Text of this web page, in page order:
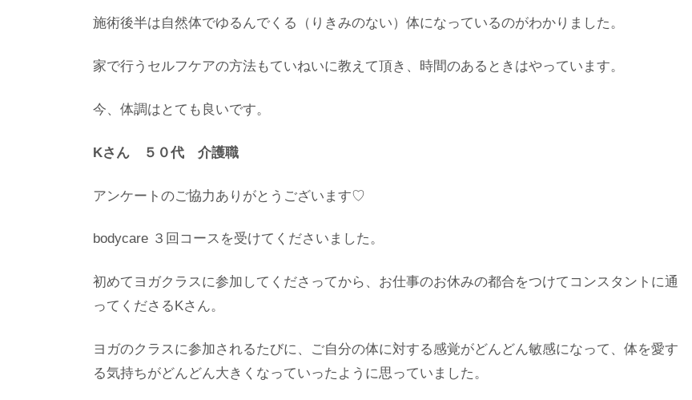
施術後半は自然体でゆるんでくる（りきみのない）体になっているのがわかりました。
家で行うセルフケアの方法もていねいに教えて頂き、時間のあるときはやっています。
今、体調はとても良いです。
Kさん ５０代 介護職
アンケートのご協力ありがとうございます♡
bodycare ３回コースを受けてくださいました。
初めてヨガクラスに参加してくださってから、お仕事のお休みの都合をつけてコンスタントに通
ってくださるKさん。
ヨガのクラスに参加されるたびに、ご自分の体に対する感覚がどんどん敏感になって、体を愛す
る気持ちがどんどん大きくなっていったように思っていました。